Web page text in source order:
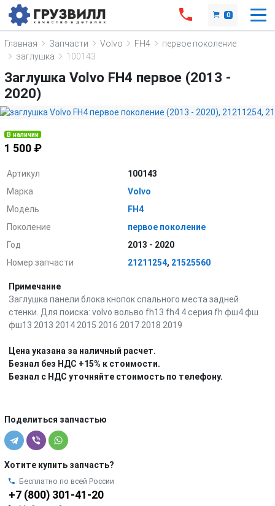
0
Главная Запчасти Volvo FH4
первое поколение
заглушка
100143
Заглушка Volvo FH4 первое (2013 -
2020)
В наличии
1 500 ₽
Артикул
100143
Марка
Volvo
Модель
FH4
Поколение
первое поколение
Год
2013 - 2020
Номер запчасти
21211254, 21525560
Примечание
Заглушка панели блока кнопок спального места задней
стенки. Для поиска: volvo вольво fh13 fh4 4 серия fh фш4 фш
фш13 2013 2014 2015 2016 2017 2018 2019
Цена указана за наличный расчет.
Безнал без НДС +15% к стоимости.
Безнал с НДС уточняйте стоимость по телефону.
Поделиться запчастью
Хотите купить запчасть?
Бесплатно по всей России
+7 (800) 301-41-20